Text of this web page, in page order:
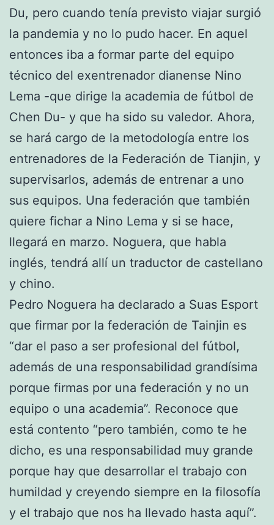
Du, pero cuando tenía previsto viajar surgió
la pandemia y no lo pudo hacer. En aquel
entonces iba a formar parte del equipo
técnico del exentrenador dianense Nino
Lema -que dirige la academia de fútbol de
Chen Du- y que ha sido su valedor. Ahora,
se hará cargo de la metodología entre los
entrenadores de la Federación de Tianjin, y
supervisarlos, además de entrenar a uno
sus equipos. Una federación que también
quiere fichar a Nino Lema y si se hace,
llegará en marzo. Noguera, que habla
inglés, tendrá allí un traductor de castellano
y chino.
Pedro Noguera ha declarado a Suas Esport
que firmar por la federación de Tainjin es
“dar el paso a ser profesional del fútbol,
además de una responsabilidad grandísima
porque firmas por una federación y no un
equipo o una academia”. Reconoce que
está contento “pero también, como te he
dicho, es una responsabilidad muy grande
porque hay que desarrollar el trabajo con
humildad y creyendo siempre en la filosofía
y el trabajo que nos ha llevado hasta aquí”.